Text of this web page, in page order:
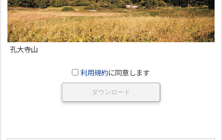
孔大寺山
利用規約に同意します
ダウンロード